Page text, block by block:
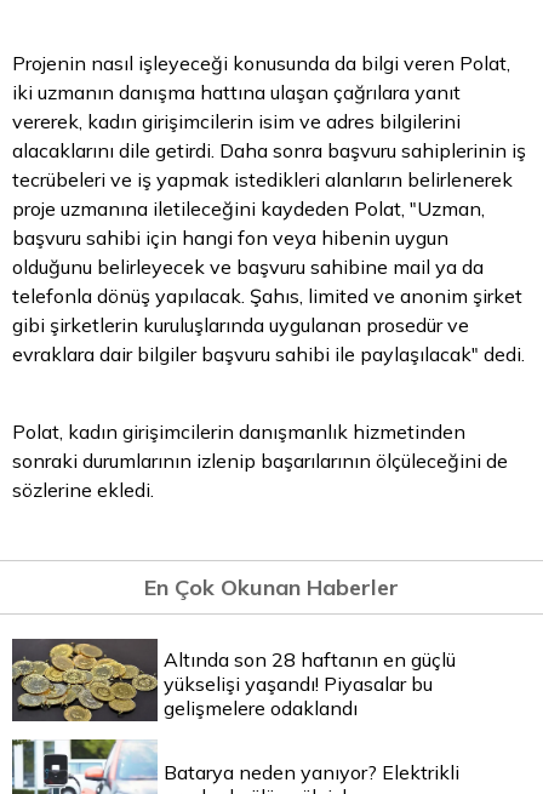
Projenin nasıl işleyeceği konusunda da bilgi veren Polat,
iki uzmanın danışma hattına ulaşan çağrılara yanıt
vererek, kadın girişimcilerin isim ve adres bilgilerini
alacaklarını dile getirdi. Daha sonra başvuru sahiplerinin iş
tecrübeleri ve iş yapmak istedikleri alanların belirlenerek
proje uzmanına iletileceğini kaydeden Polat, "Uzman,
başvuru sahibi için hangi fon veya hibenin uygun
olduğunu belirleyecek ve başvuru sahibine mail ya da
telefonla dönüş yapılacak. Şahıs, limited ve anonim şirket
gibi şirketlerin kuruluşlarında uygulanan prosedür ve
evraklara dair bilgiler başvuru sahibi ile paylaşılacak" dedi.
Polat, kadın girişimcilerin danışmanlık hizmetinden
sonraki durumlarının izlenip başarılarının ölçüleceğini de
sözlerine ekledi.
En Çok Okunan Haberler
Altında son 28 haftanın en güçlü
yükselişi yaşandı! Piyasalar bu
gelişmelere odaklandı
Batarya neden yanıyor? Elektrikli